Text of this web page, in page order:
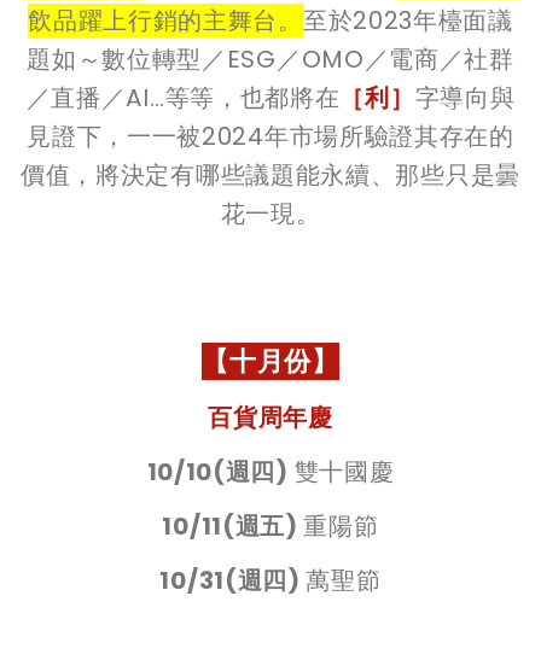
飲品躍上行銷的主舞台。 至於2023年檯面議
題如～數位轉型／ESG／OMO／電商／社群
／直播／AI…等等，也都將在 ［利］ 字導向與
見證下，一一被2024年市場所驗證其存在的
價值，將決定有哪些議題能永續、那些只是曇
花一現。
【十月份】
百貨周年慶
10/10(週四) 雙十國慶
10/11(週五)重陽節
10/31(週四)萬聖節